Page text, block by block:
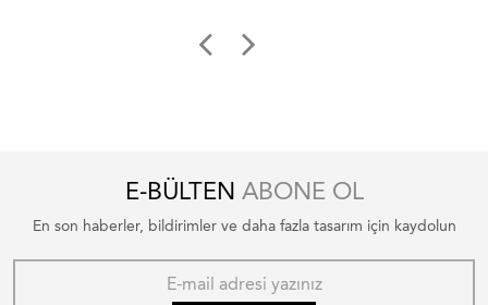
E-BÜLTEN ABONE OL
En son haberler, bildirimler ve daha fazla tasarım için kaydolun